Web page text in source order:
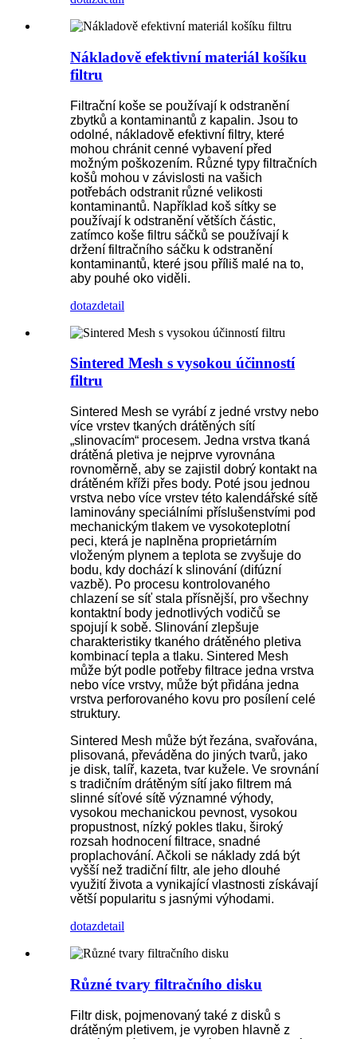
Nákladově efektivní materiál košíku
filtru
Filtrační koše se používají k odstranění
zbytků a kontaminantů z kapalin. Jsou to
odolné, nákladově efektivní filtry, které
mohou chránit cenné vybavení před
možným poškozením. Různé typy filtračních
košů mohou v závislosti na vašich
potřebách odstranit různé velikosti
kontaminantů. Například koš sítky se
používají k odstranění větších částic,
zatímco koše filtru sáčků se používají k
držení filtračního sáčku k odstranění
kontaminantů, které jsou příliš malé na to,
aby pouhé oko viděli.
dotazdetail
Sintered Mesh s vysokou účinností
filtru
Sintered Mesh se vyrábí z jedné vrstvy nebo
více vrstev tkaných drátěných sítí
„slinovacím“ procesem. Jedna vrstva tkaná
drátěná pletiva je nejprve vyrovnána
rovnoměrně, aby se zajistil dobrý kontakt na
drátěném kříži přes body. Poté jsou jednou
vrstva nebo více vrstev této kalendářské sítě
laminovány speciálními příslušenstvími pod
mechanickým tlakem ve vysokoteplotní
peci, která je naplněna proprietárním
vloženým plynem a teplota se zvyšuje do
bodu, kdy dochází k slinování (difúzní
vazbě). Po procesu kontrolovaného
chlazení se síť stala přísnější, pro všechny
kontaktní body jednotlivých vodičů se
spojují k sobě. Slinování zlepšuje
charakteristiky tkaného drátěného pletiva
kombinací tepla a tlaku. Sintered Mesh
může být podle potřeby filtrace jedna vrstva
nebo více vrstvy, může být přidána jedna
vrstva perforovaného kovu pro posílení celé
struktury.
Sintered Mesh může být řezána, svařována,
plisovaná, převáděna do jiných tvarů, jako
je disk, talíř, kazeta, tvar kužele. Ve srovnání
s tradičním drátěným sítí jako filtrem má
slinné síťové sítě významné výhody,
vysokou mechanickou pevnost, vysokou
propustnost, nízký pokles tlaku, široký
rozsah hodnocení filtrace, snadné
proplachování. Ačkoli se náklady zdá být
vyšší než tradiční filtr, ale jeho dlouhé
využití života a vynikající vlastnosti získávají
větší popularitu s jasnými výhodami.
dotazdetail
Různé tvary filtračního disku
Filtr disk, pojmenovaný také z disků s
drátěným pletivem, je vyroben hlavně z